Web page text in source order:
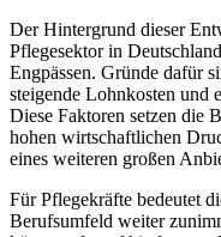
Der Hintergrund dieser
Pflegesektor in
Engpässen. Gründe dafür
steigende Lohnkosten und
Diese Faktoren setzen die
hohen wirtschaftlichen
eines weiteren großen
Für Pflegekräfte bedeutet
Berufsumfeld weiter